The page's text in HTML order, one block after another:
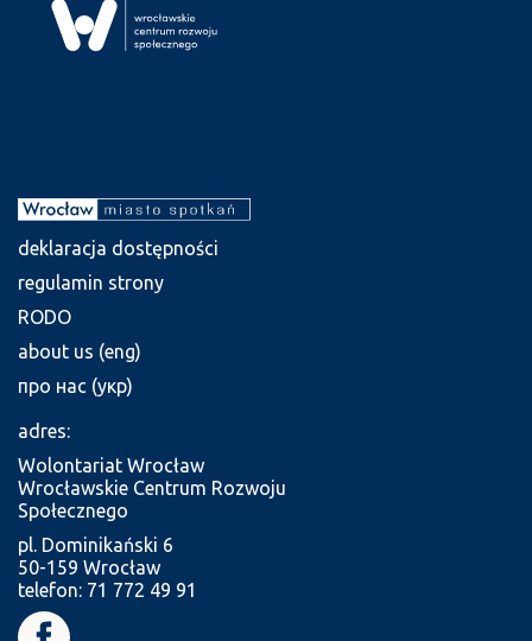
deklaracja dostępności
regulamin strony
RODO
about us (eng)
про нас (укр)
adres:
Wolontariat Wrocław
Wrocławskie Centrum Rozwoju
Społecznego
pl. Dominikański 6
50-159 Wrocław
telefon: 71 772 49 91